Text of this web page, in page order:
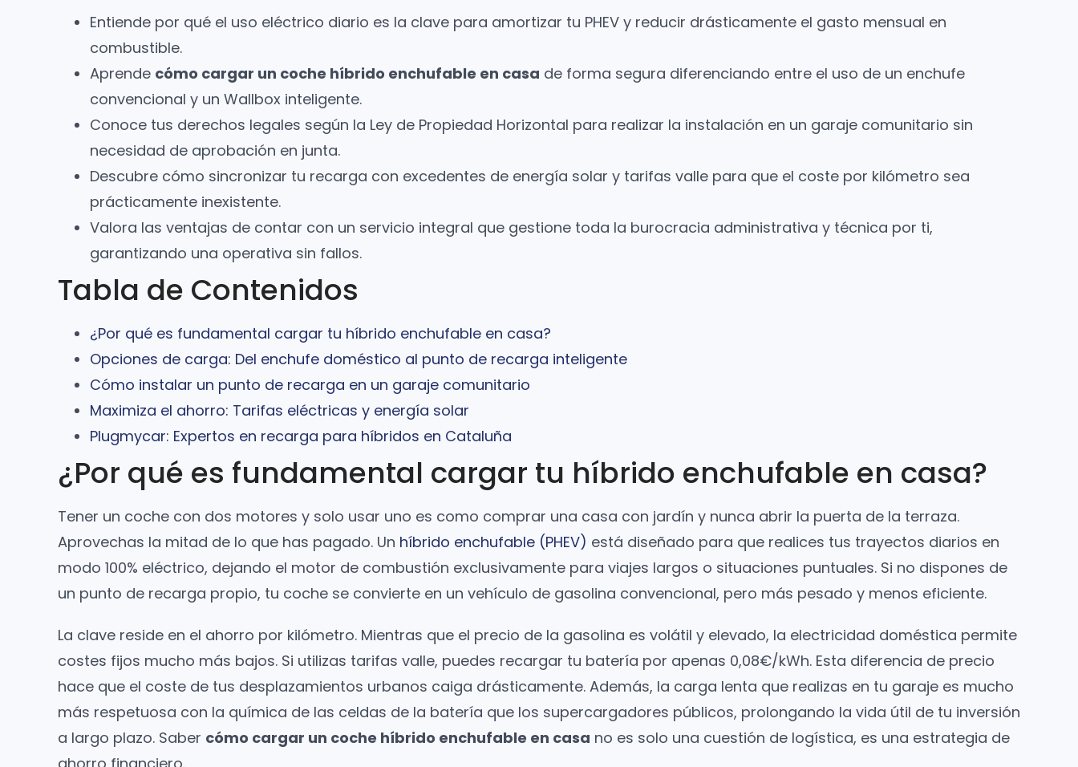
Entiende por qué el uso eléctrico diario es la clave para amortizar tu PHEV y reducir drásticamente el gasto mensual en
combustible.
Aprende cómo cargar un coche híbrido enchufable en casa de forma segura diferenciando entre el uso de un enchufe
convencional y un Wallbox inteligente.
Conoce tus derechos legales según la Ley de Propiedad Horizontal para realizar la instalación en un garaje comunitario sin
necesidad de aprobación en junta.
Descubre cómo sincronizar tu recarga con excedentes de energía solar y tarifas valle para que el coste por kilómetro sea
prácticamente inexistente.
Valora las ventajas de contar con un servicio integral que gestione toda la burocracia administrativa y técnica por ti,
garantizando una operativa sin fallos.
Tabla de Contenidos
¿Por qué es fundamental cargar tu híbrido enchufable en casa?
Opciones de carga: Del enchufe doméstico al punto de recarga inteligente
Cómo instalar un punto de recarga en un garaje comunitario
Maximiza el ahorro: Tarifas eléctricas y energía solar
Plugmycar: Expertos en recarga para híbridos en Cataluña
¿Por qué es fundamental cargar tu híbrido enchufable en casa?
Tener un coche con dos motores y solo usar uno es como comprar una casa con jardín y nunca abrir la puerta de la terraza.
Aprovechas la mitad de lo que has pagado. Un híbrido enchufable (PHEV) está diseñado para que realices tus trayectos diarios en
modo 100% eléctrico, dejando el motor de combustión exclusivamente para viajes largos o situaciones puntuales. Si no dispones de
un punto de recarga propio, tu coche se convierte en un vehículo de gasolina convencional, pero más pesado y menos eficiente.
La clave reside en el ahorro por kilómetro. Mientras que el precio de la gasolina es volátil y elevado, la electricidad doméstica permite
costes fijos mucho más bajos. Si utilizas tarifas valle, puedes recargar tu batería por apenas 0,08€/kWh. Esta diferencia de precio
hace que el coste de tus desplazamientos urbanos caiga drásticamente. Además, la carga lenta que realizas en tu garaje es mucho
más respetuosa con la química de las celdas de la batería que los supercargadores públicos, prolongando la vida útil de tu inversión
a largo plazo. Saber cómo cargar un coche híbrido enchufable en casa no es solo una cuestión de logística, es una estrategia de